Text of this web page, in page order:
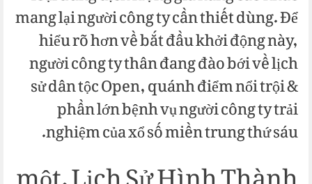
mang lại người công ty cần thiết dùng. Để
hiểu rõ hơn về bắt đầu khởi động này,
người công ty thân đang đào bới về lịch
sử dân tộc Open, quánh điểm nổi trội &
phần lớn bệnh vụ người công ty trải
nghiệm của xổ số miền trung thứ sáu.